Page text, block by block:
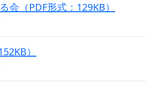
（PDF形式：129KB）
）